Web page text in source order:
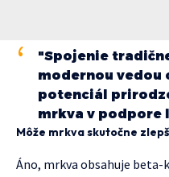
"Spojenie
modernou vedou
potenciál
mrkva v podpore
Môže mrkva skutočne
Áno, mrkva obsahuje